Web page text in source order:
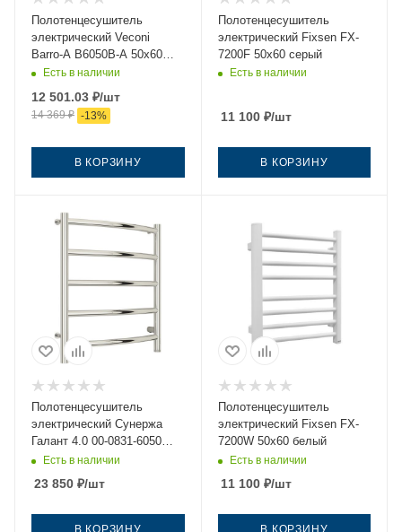
Полотенцесушитель
электрический Veconi
Barro-A B6050B-A 50х60
черный
Есть в наличии
12 501.03 ₽/шт
14 369₽ -13%
В КОРЗИНУ
Полотенцесушитель
электрический Fixsen FX-
7200F 50х60 серый
Есть в наличии
11 100₽/шт
В КОРЗИНУ
Полотенцесушитель
электрический Сунержа
Галант 4.0 00-0831-6050
50х60 нержавеющая сталь
Есть в наличии
23 850 ₽/шт
В КОРЗИНУ
Полотенцесушитель
электрический Fixsen FX-
7200W 50х60 белый
Есть в наличии
11 100₽/шт
В КОРЗИНУ